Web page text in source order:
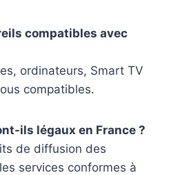
compatibles avec
ordinateurs, Smart TV
compatibles.
ils légaux en France ?
de diffusion des
services conformes à